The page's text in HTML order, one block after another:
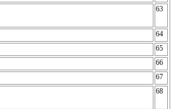
63
64
65
66
67
68